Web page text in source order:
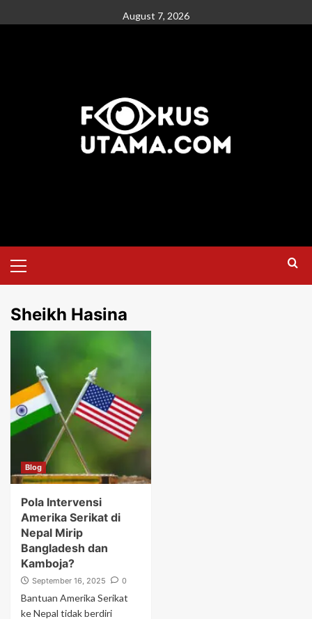
August 7, 2026
Sheikh Hasina
Blog
Pola Intervensi
Amerika Serikat di
Nepal Mirip
Bangladesh dan
Kamboja?
September 16, 2025 0
Bantuan Amerika Serikat
ke Nepal tidak berdiri